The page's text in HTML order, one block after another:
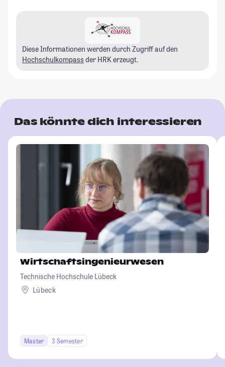
Diese Informationen werden durch Zugriff auf den
Hochschulkompass der HRK erzeugt.
Das könnte dich interessieren
Wirtschaftsingenieurwesen
Technische Hochschule Lübeck
Lübeck
Master 3 Semester